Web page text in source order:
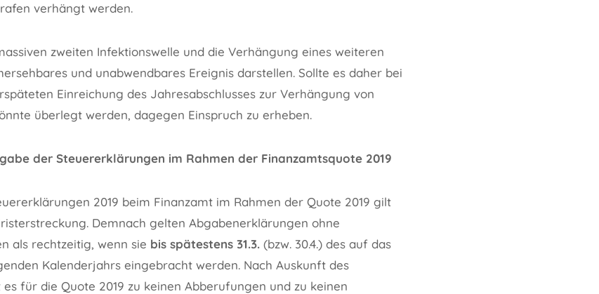
verhängt werden.
zweiten Infektionswelle und die Verhängung eines weiteren
und unabwendbares Ereignis darstellen. Sollte es daher bei
Einreichung des Jahresabschlusses zur Verhängung von
überlegt werden, dagegen Einspruch zu erheben.
der Steuererklärungen im Rahmen der Finanzamtsquote 2019
2019 beim Finanzamt im Rahmen der Quote 2019 gilt
Demnach gelten Abgabenerklärungen ohne
als rechtzeitig, wenn sie bis spätestens 31.3. (bzw. 30.4.) des auf das
Kalenderjahrs eingebracht werden. Nach Auskunft des
für die Quote 2019 zu keinen Abberufungen und zu keinen